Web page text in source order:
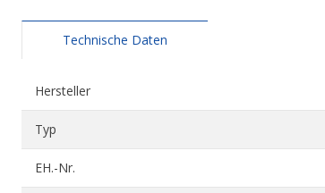
Technische Daten
Hersteller
Typ
EH.-Nr.